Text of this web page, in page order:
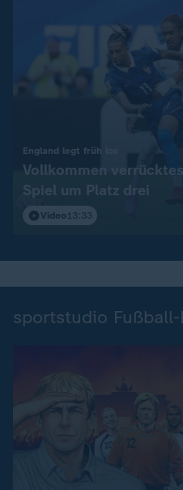
England legt früh los
Vollkommen verrücktes
Spiel um Platz drei
Video 13:33
sportstudio Fußball-